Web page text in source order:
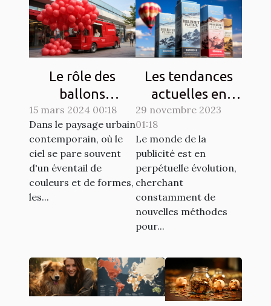
Le rôle des
ballons
publicitaires
dans les
campagnes de
sensibilisation
15 mars 2024 00:18
Dans le paysage urbain
contemporain, où le
ciel se pare souvent
d'un éventail de
couleurs et de formes,
les...
Les tendances
actuelles en
matière de
ballons
publicitaires
hélium
29 novembre 2023
01:18
Le monde de la
publicité est en
perpétuelle évolution,
cherchant
constamment de
nouvelles méthodes
pour...